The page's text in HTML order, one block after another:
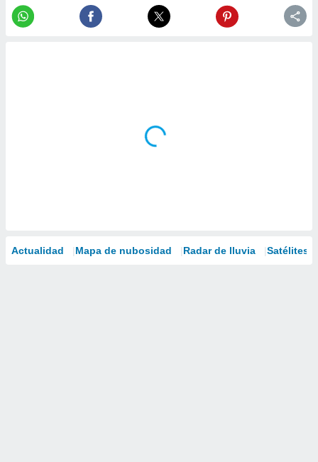
Actualidad Mapa de nubosidad Radar de lluvia Satélites